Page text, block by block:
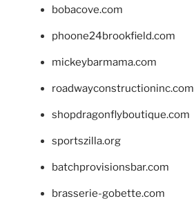
bobacove.com
phoone24brookfield.com
mickeybarmama.com
roadwayconstructioninc.com
shopdragonflyboutique.com
sportszilla.org
batchprovisionsbar.com
brasserie-gobette.com